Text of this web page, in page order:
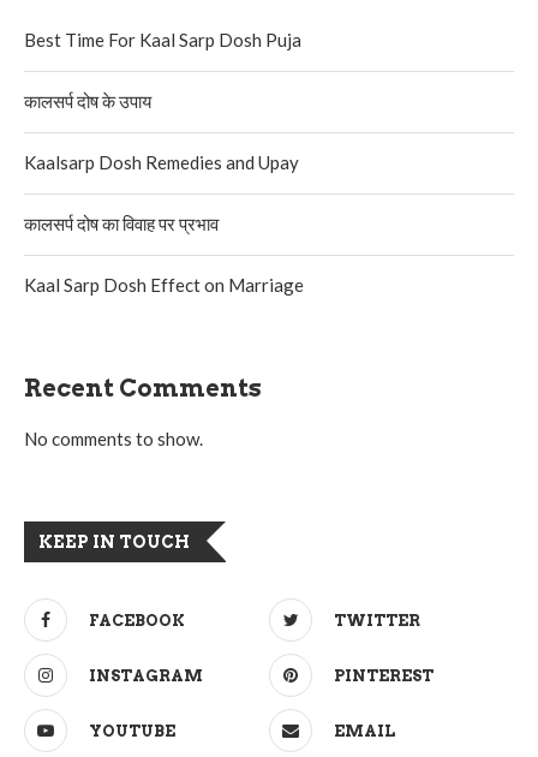
Best Time For Kaal Sarp Dosh Puja
कालसर्प दोष के उपाय
Kaalsarp Dosh Remedies and Upay
कालसर्प दोष का विवाह पर प्रभाव
Kaal Sarp Dosh Effect on Marriage
Recent Comments
No comments to show.
KEEP IN TOUCH
FACEBOOK TWITTER
INSTAGRAM PINTEREST
YOUTUBE EMAIL